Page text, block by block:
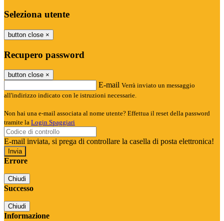
Seleziona utente
button close ×
Recupero password
button close ×
E-mail Verrà inviato un messaggio
all'indirizzo indicato con le istruzioni necessarie.
Non hai una e-mail associata al nome utente? Effettua il reset della password
tramite la Login Spaggiari
E-mail inviata, si prega di controllare la casella di posta elettronica!
Errore
Chiudi
Successo
Chiudi
Informazione